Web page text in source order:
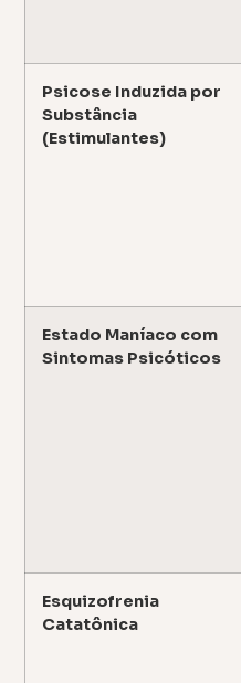
Psicose Induzida por
Substância
(Estimulantes)
Estado Maníaco com
Sintomas Psicóticos
Esquizofrenia
Catatônica